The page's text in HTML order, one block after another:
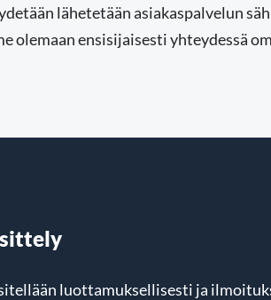
lähetetään asiakaspalvelun
olemaan ensisijaisesti yhteydessä
luottamuksellisesti ja